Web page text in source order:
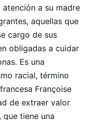
a su madre
aquellas que
cargo de sus
obligadas a cuidar
Es una
racial, término
Françoise
de extraer valor
tiene una